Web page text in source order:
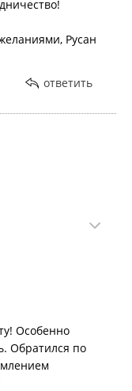
Русан
ответить
Особенно
Обратился по